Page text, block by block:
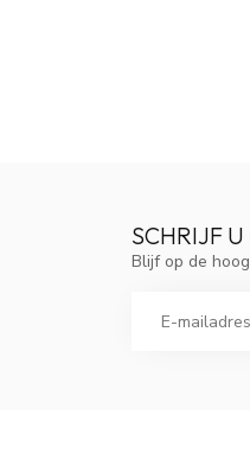
SCHRIJF
Blijf op de